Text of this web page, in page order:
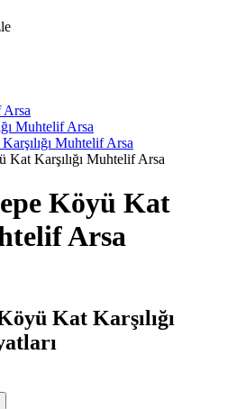
Arsa
Muhtelif Arsa
Muhtelif Arsa
Karşılığı Muhtelif Arsa
Köyü Kat
Arsa
Kat Karşılığı